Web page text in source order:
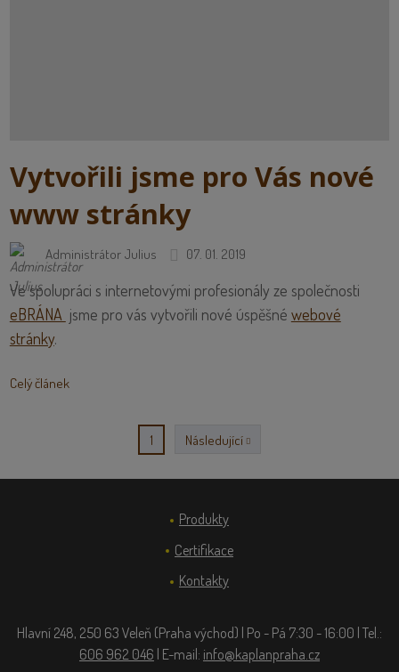
Vytvořili jsme pro Vás nové
www stránky
Administrátor Julius 07. 01. 2019
Ve spolupráci s internetovými profesionály ze společnosti
eBRÁNA jsme pro vás vytvořili nové úspěšné webové
stránky.
Celý článek
1 Následující
Produkty
Certifikace
Kontakty
Hlavní 248, 250 63 Veleň (Praha východ) | Po - Pá 7:30 - 16:00 | Tel.:
606 962 046 | E-mail: info@kaplanpraha.cz